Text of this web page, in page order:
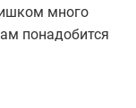
много
понадобится